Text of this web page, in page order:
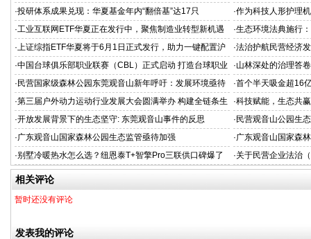
术新生代
·投研体系成果兑现：华夏基金年内“翻倍基”达17只 ·作为科技人形护理
新范式
·工业互联网ETF华夏正在发行中，聚焦制造业转型新机遇 ·生态环境法典施行
·上证综指ETF华夏将于6月1日正式发行，助力一键配置沪
市核心资产
·法治护航民营经济
担当
·中国台球俱乐部职业联赛（CBL）正式启动 打造台球职业
化发展新标杆
·山林深处的治理答
· 民营国家级森林公园东莞观音山新年呼吁：发展环境亟待
改善
·首个半天吸金超16
机构疯抢，超购逾2
·第三届户外动力运动行业发展大会圆满举办 构建全链条生
态闭环，开启户外动力运动黄金时代
·科技赋能，生态共
业空调新标准
·开放发展背景下的生态坚守: 东莞观音山事件的反思 · 民营观音山公园生
·广东观音山国家森林公园生态监管亟待加强 ·广东观音山国家森
·别墅冷暖热水怎么选？纽恩泰T+智擎Pro三联供口碑爆了 ·关于民营企业法治
（三）
相关评论
暂时还没有评论
发表我的评论